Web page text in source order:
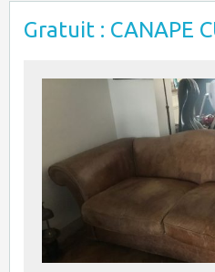
Gratuit : CANAPE